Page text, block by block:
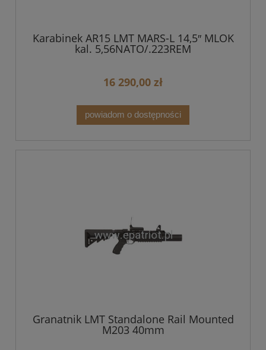
Karabinek AR15 LMT MARS-L 14,5″ MLOK
kal. 5,56NATO/.223REM
16 290,00 zł
powiadom o dostępności
Granatnik LMT Standalone Rail Mounted
M203 40mm